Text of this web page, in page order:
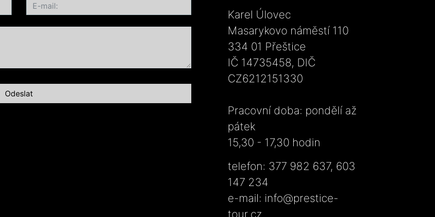
Karel Úlovec
Masarykovo náměstí 110
334 01 Přeštice
IČ 14735458, DIČ
CZ6212151330
Pracovní doba: pondělí až
pátek
15,30 - 17,30 hodin
telefon: 377 982 637, 603
147 234
e-mail: info@prestice-
tour.cz